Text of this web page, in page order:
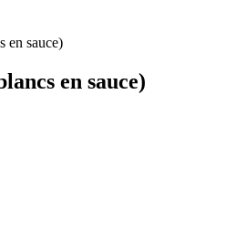
en sauce)
en sauce)